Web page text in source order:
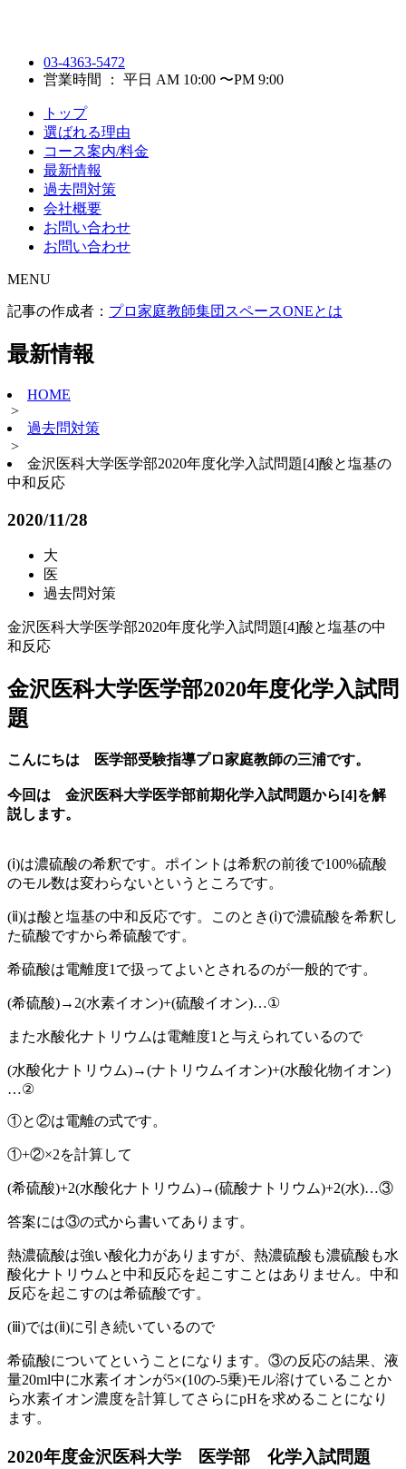
03-4363-5472
営業時間 ： 平日 AM 10:00 〜PM 9:00
トップ
選ばれる理由
コース案内/料金
最新情報
過去問対策
会社概要
お問い合わせ
お問い合わせ
MENU
記事の作成者： プロ家庭教師集団スペースONEとは
最新情報
HOME
>
過去問対策
>
金沢医科大学医学部2020年度化学入試問題[4]酸と塩基の
中和反応
2020/11/28
大
医
過去問対策
金沢医科大学医学部2020年度化学入試問題[4]酸と塩基の中
和反応
金沢医科大学医学部2020年度化学入試問
題
こんにちは 医学部受験指導プロ家庭教師の三浦です。
今回は 金沢医科大学医学部前期化学入試問題から[4]を解
説します。
(ⅰ)は濃硫酸の希釈です。ポイントは希釈の前後で100%硫酸
のモル数は変わらないというところです。
(ⅱ)は酸と塩基の中和反応です。このとき(ⅰ)で濃硫酸を希釈し
た硫酸ですから希硫酸です。
希硫酸は電離度1で扱ってよいとされるのが一般的です。
(希硫酸)→2(水素イオン)+(硫酸イオン)…①
また水酸化ナトリウムは電離度1と与えられているので
(水酸化ナトリウム)→(ナトリウムイオン)+(水酸化物イオン)
…②
①と②は電離の式です。
①+②×2を計算して
(希硫酸)+2(水酸化ナトリウム)→(硫酸ナトリウム)+2(水)…③
答案には③の式から書いてあります。
熱濃硫酸は強い酸化力がありますが、熱濃硫酸も濃硫酸も水
酸化ナトリウムと中和反応を起こすことはありません。中和
反応を起こすのは希硫酸です。
(ⅲ)では(ⅱ)に引き続いているので
希硫酸についてということになります。③の反応の結果、液
量20ml中に水素イオンが5×(10の-5乗)モル溶けていることか
ら水素イオン濃度を計算してさらにpHを求めることになり
ます。
2020年度金沢医科大学 医学部 化学入試問題